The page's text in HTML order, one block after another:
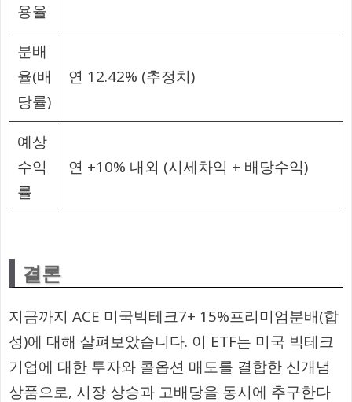
용율
분배
율(배
당률)
연 12.42% (추정치)
예상
수익
률
연 +10% 내외 (시세차익 + 배당수익)
결론
지금까지 ACE 미국빅테크7+ 15%프리미엄분배(합
성)에 대해 살펴보았습니다. 이 ETF는 미국 빅테크
기업에 대한 투자와 콜옵션 매도를 결합한 신개념
상품으로, 시장 상승과 고배당을 동시에 추구한다